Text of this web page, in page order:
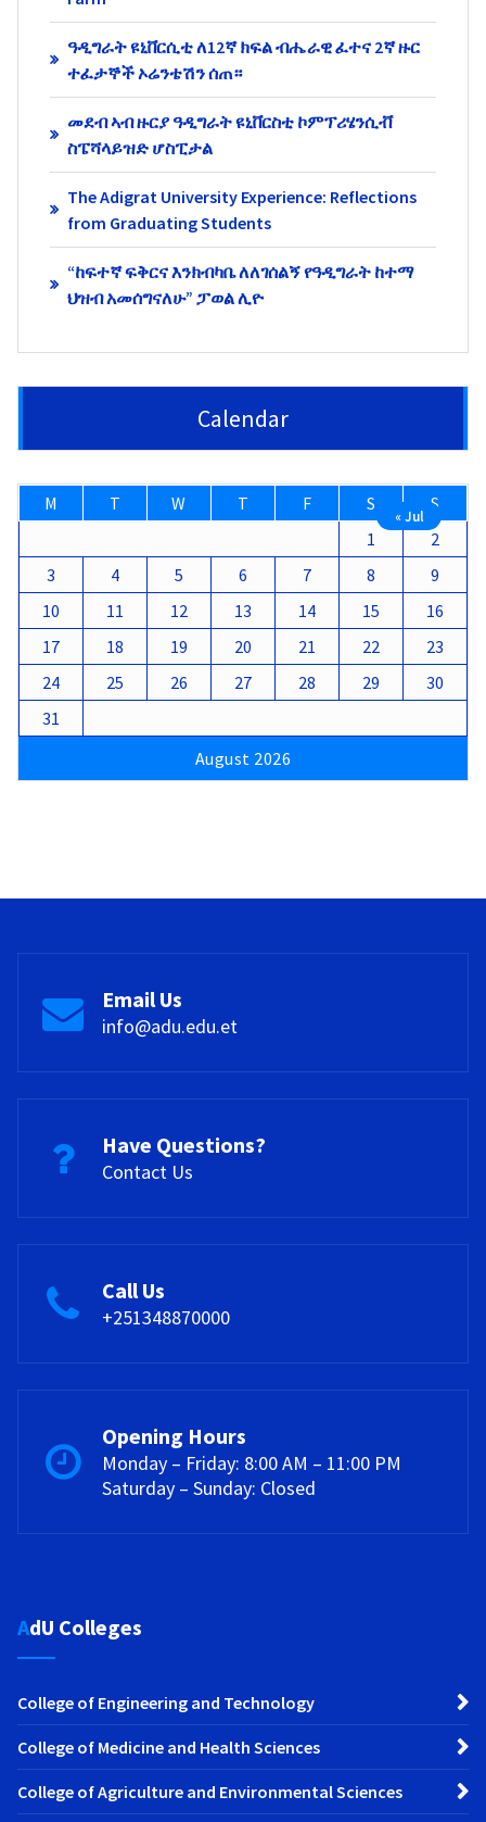
ዓዲግራት ዩኒቨርሲቲ ለ12ኛ ክፍል ብሔራዊ ፈተና 2ኛ ዙር
ተፈታኞች ኦሬንቴሽን ሰጠ።
መደብ ኣብ ዙርያ ዓዲግራት ዩኒቨርስቲ ኮምፕሪሄንሲቭ
ስፔሻላይዝድ ሆስፒታል
The Adigrat University Experience: Reflections
from Graduating Students
“ከፍተኛ ፍቅርና እንክብካቤ ለለገሰልኝ የዓዲግራት ከተማ
ህዝብ አመሰግናለሁ” ፓወል ሊዮ
Calendar
August 2026
M T W T F S
S
1
2
3
4 5 6 7 8
9
10
11 12 13 14 15
16
17
18 19 20 21 22
23
24
25 26 27 28 29
30
31
« Jul
Email Us
info@adu.edu.et
Have Questions?
Contact Us
Call Us
+251348870000
Opening Hours
Monday – Friday: 8:00 AM – 11:00 PM
Saturday – Sunday: Closed
AdU Colleges
College of Engineering and Technology
College of Medicine and Health Sciences
College of Agriculture and Environmental Sciences